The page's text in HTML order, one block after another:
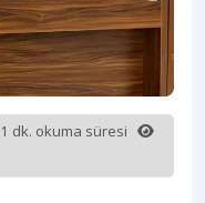
1 dk. okuma süresi